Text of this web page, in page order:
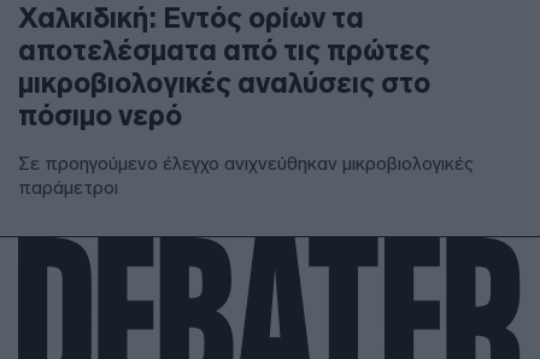
Χαλκιδική: Εντός ορίων τα
αποτελέσματα από τις πρώτες
μικροβιολογικές αναλύσεις στο
πόσιμο νερό
Σε προηγούμενο έλεγχο ανιχνεύθηκαν μικροβιολογικές
παράμετροι